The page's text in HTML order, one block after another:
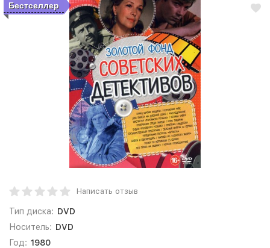
Бестселлер
Написать отзыв
Тип диска: DVD
Носитель: DVD
Год: 1980